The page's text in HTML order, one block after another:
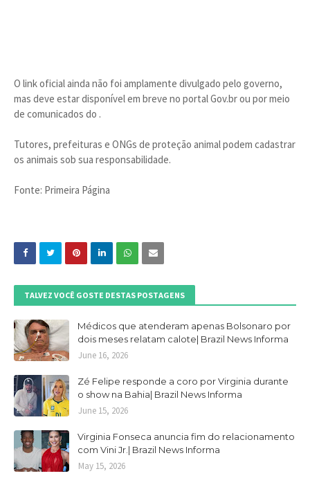
O link oficial ainda não foi amplamente divulgado pelo governo,
mas deve estar disponível em breve no portal Gov.br ou por meio
de comunicados do .
Tutores, prefeituras e ONGs de proteção animal podem cadastrar
os animais sob sua responsabilidade.
Fonte: Primeira Página
TALVEZ VOCÊ GOSTE DESTAS POSTAGENS
Médicos que atenderam apenas Bolsonaro por
dois meses relatam calote| Brazil News Informa
June 16, 2026
Zé Felipe responde a coro por Virginia durante
o show na Bahia| Brazil News Informa
June 15, 2026
Virginia Fonseca anuncia fim do relacionamento
com Vini Jr.| Brazil News Informa
May 15, 2026